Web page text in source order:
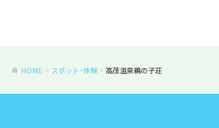
HOME スポット・体験 高茂温泉鵜の子荘